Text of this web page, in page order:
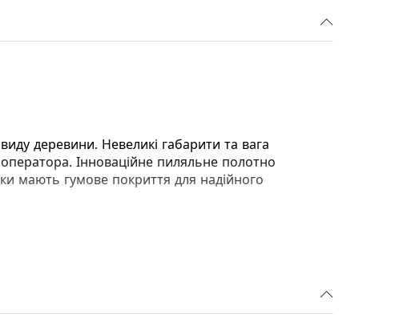
деревини. Невеликі габарити та вага
Інноваційне пиляльне полотно
мають гумове покриття для надійного